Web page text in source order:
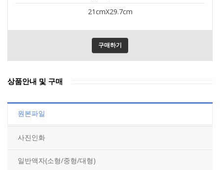
21cmX29.7cm
구매하기
상품안내 및 구매
원본파일
사진인화
일반액자(소형/중형/대형)